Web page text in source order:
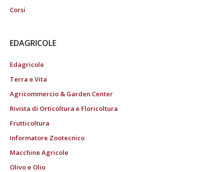
Corsi
EDAGRICOLE
Edagricole
Terra e Vita
Agricommercio & Garden Center
Rivista di Orticoltura e Floricoltura
Frutticoltura
Informatore Zootecnico
Macchine Agricole
Olivo e Olio